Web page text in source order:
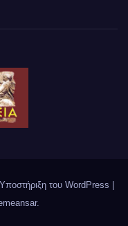
του WordPress
.